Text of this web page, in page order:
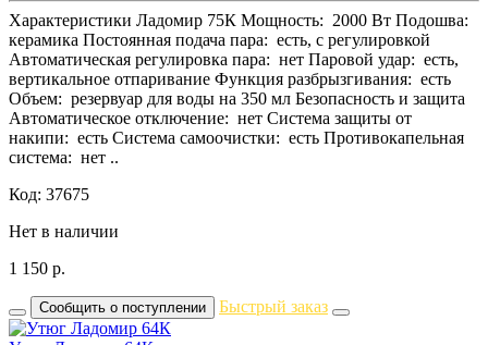
Характеристики Ладомир 75К Мощность: 2000 Вт Подошва:
керамика Постоянная подача пара: есть, с регулировкой
Автоматическая регулировка пара: нет Паровой удар: есть,
вертикальное отпаривание Функция разбрызгивания: есть
Объем: резервуар для воды на 350 мл Безопасность и защита
Автоматическое отключение: нет Система защиты от
накипи: есть Система самоочистки: есть Противокапельная
система: нет ..
Код: 37675
Нет в наличии
1 150 р.
Сообщить о поступлении Быстрый заказ